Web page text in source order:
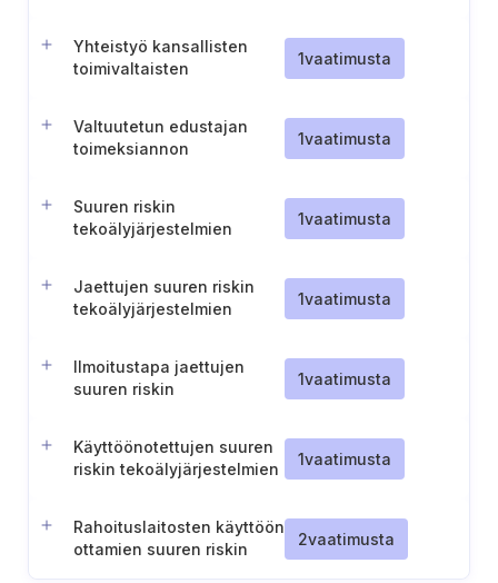
Yhteistyö kansallisten
toimivaltaisten
tekoälyjärjestelmien
tarjoajien osalta
1vaatimusta
Valtuutetun edustajan
toimeksiannon
1vaatimusta
Suuren riskin
tekoälyjärjestelmien
vastuualueet
1vaatimusta
Jaettujen suuren riskin
tekoälyjärjestelmien
1vaatimusta
Ilmoitustapa jaettujen
suuren riskin
1vaatimusta
Käyttöönotettujen suuren
riskin tekoälyjärjestelmien
1vaatimusta
Rahoituslaitosten käyttöön
ottamien suuren riskin
2vaatimusta